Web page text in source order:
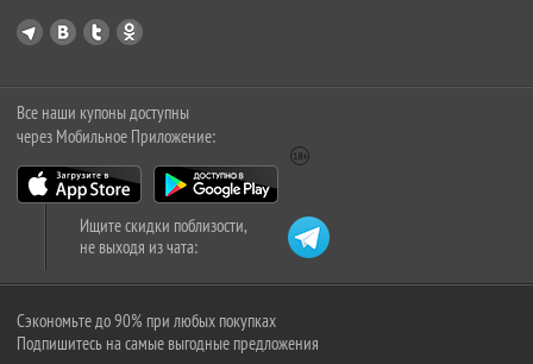
Все наши купоны доступны
через Мобильное Приложение:
Ищите скидки поблизости,
не выходя из чата:
Сэкономьте до 90% при любых покупках
Подпишитесь на самые выгодные предложения